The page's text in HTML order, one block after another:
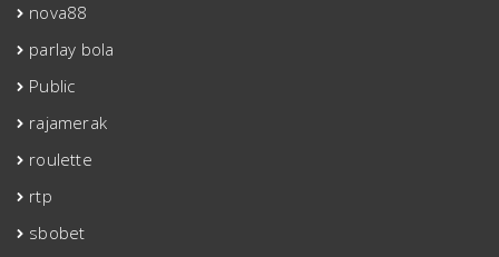
nova88
parlay bola
Public
rajamerak
roulette
rtp
sbobet